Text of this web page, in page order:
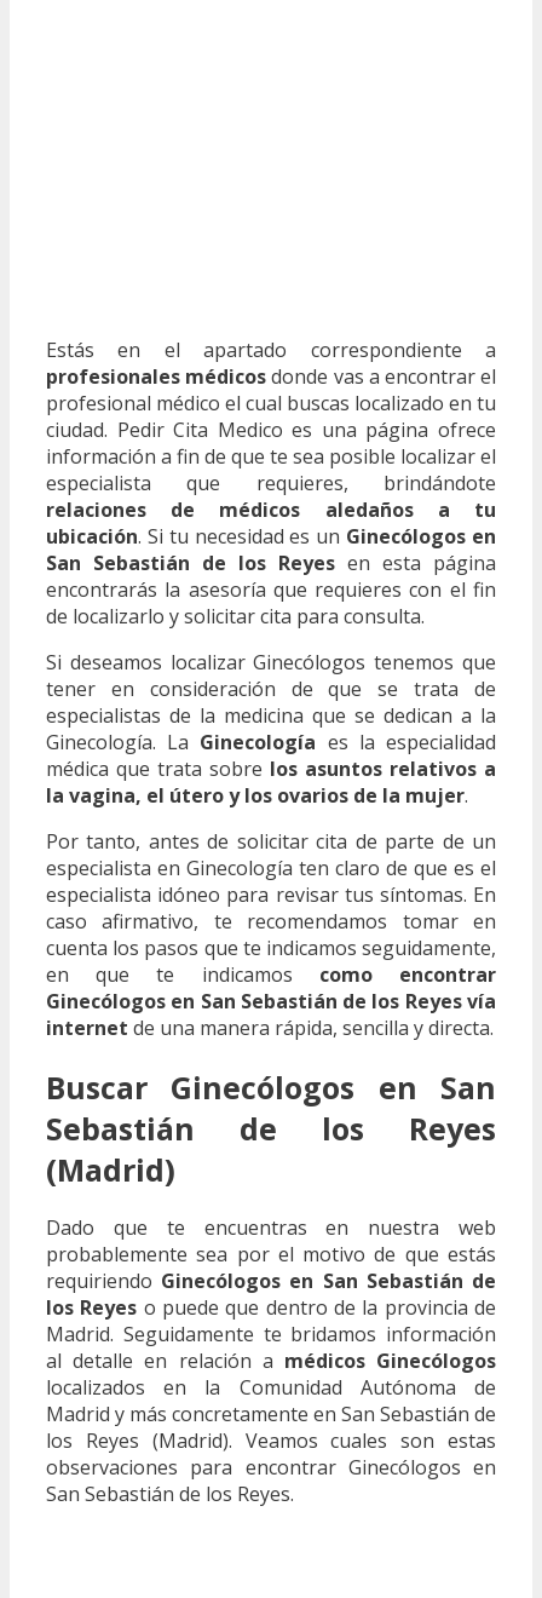
Estás en el apartado correspondiente a
profesionales médicosdonde vas a encontrar el
profesional médico el cual buscas localizado en tu
ciudad. Pedir Cita Medico es una página ofrece
información a fin de que te sea posible localizar el
especialista que requieres, brindándote
relaciones de médicos aledaños a tu
ubicación. Si tu necesidad es un Ginecólogos en
San Sebastián de los Reyes en esta página
encontrarás la asesoría que requieres con el fin
de localizarlo y solicitar cita para consulta.
Si deseamos localizar Ginecólogos tenemos que
tener en consideración de que se trata de
especialistas de la medicina que se dedican a la
Ginecología. La Ginecología es la especialidad
médica que trata sobre los asuntos relativos a
la vagina, el útero y los ovarios de la mujer.
Por tanto, antes de solicitar cita de parte de un
especialista en Ginecología ten claro de que es el
especialista idóneo para revisar tus síntomas. En
caso afirmativo, te recomendamos tomar en
cuenta los pasos que te indicamos seguidamente,
en que te indicamos como encontrar
Ginecólogos en San Sebastián de los Reyes vía
internet de una manera rápida, sencilla y directa.
Buscar Ginecólogos en San
Sebastián de los Reyes
(Madrid)
Dado que te encuentras en nuestra web
probablemente sea por el motivo de que estás
requiriendo Ginecólogos en San Sebastián de
los Reyes o puede que dentro de la provincia de
Madrid. Seguidamente te bridamos información
al detalle en relación a médicos Ginecólogos
localizados en la Comunidad Autónoma de
Madrid y más concretamente en San Sebastián de
los Reyes (Madrid). Veamos cuales son estas
observaciones para encontrar Ginecólogos en
San Sebastián de los Reyes.